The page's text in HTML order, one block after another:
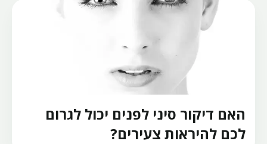
האם דיקור סיני לפנים יכול לגרום
לכם להיראות צעירים?